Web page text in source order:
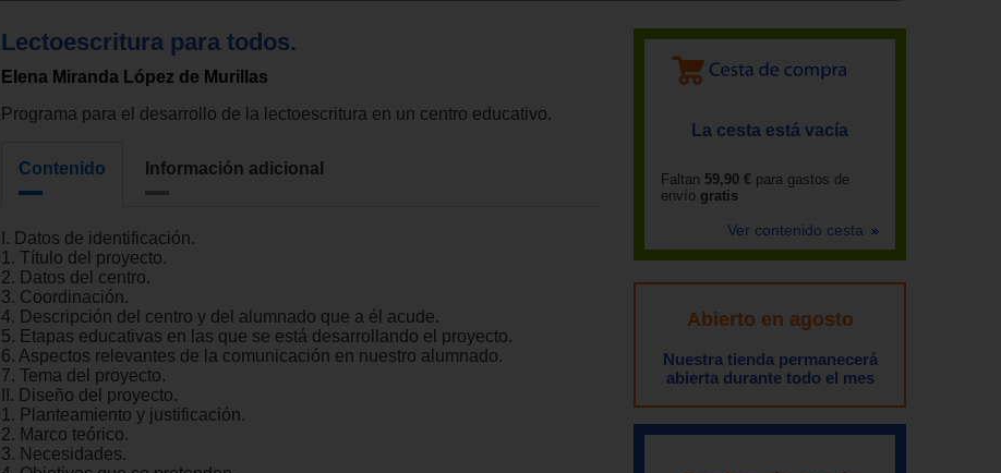
Lectoescritura para todos.
Elena Miranda López de Murillas
Programa para el desarrollo de la lectoescritura en un centro educativo.
Contenido Información adicional
I. Datos de identificación.
1. Título del proyecto.
2. Datos del centro.
3. Coordinación.
4. Descripción del centro y del alumnado que a él acude.
5. Etapas educativas en las que se está desarrollando el proyecto.
6. Aspectos relevantes de la comunicación en nuestro alumnado.
7. Tema del proyecto.
II. Diseño del proyecto.
1. Planteamiento y justificación.
2. Marco teórico.
3. Necesidades.
La cesta está vacía
Faltan 59,90 € para gastos de
envío gratis
Ver contenido cesta
Abierto en agosto
Nuestra tienda permanecerá
abierta durante todo el mes